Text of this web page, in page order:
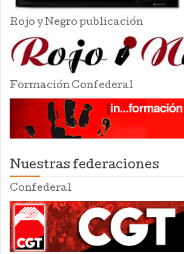
Rojo y Negro publicación
Formación Confederal
Nuestras federaciones
Confederal